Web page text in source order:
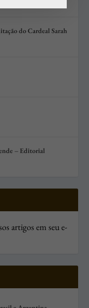
do Cardeal Sarah
– Editorial
artigos em seu e-